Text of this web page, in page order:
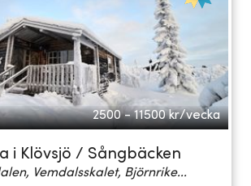
2500 - 11500 kr/vecka
i Klövsjö / Sångbäcken
Vemdalsskalet, Björnrike...